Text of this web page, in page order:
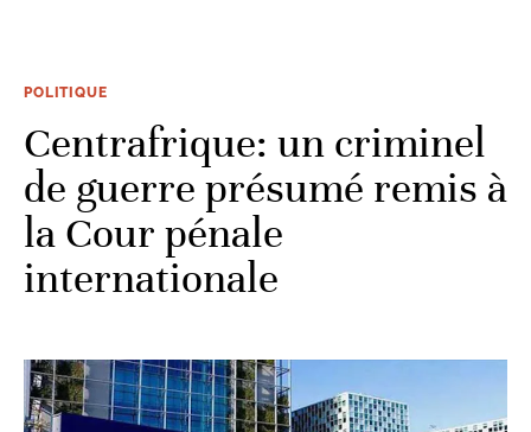
POLITIQUE
Centrafrique: un criminel
de guerre présumé remis à
la Cour pénale
internationale